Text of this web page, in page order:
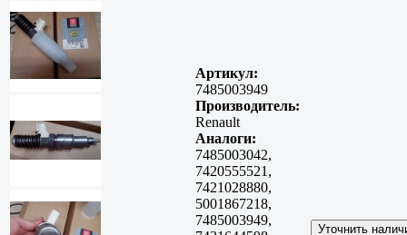
Артикул:
7485003949
Производитель:
Renault
Аналоги:
7485003042,
7420555521,
7421028880,
5001867218,
7485003949,